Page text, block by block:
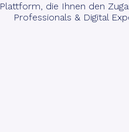
Plattform, die Ihnen den
Professionals & Digital